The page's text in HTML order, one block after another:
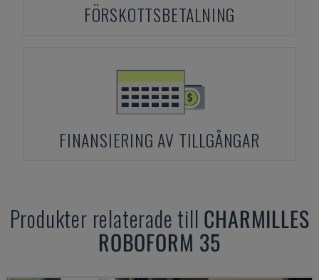
FÖRSKOTTSBETALNING
FINANSIERING AV TILLGÅNGAR
Produkter relaterade till CHARMILLES
ROBOFORM 35